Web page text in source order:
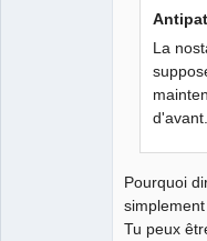
La
d'avant.
Pourquoi
Tu peux